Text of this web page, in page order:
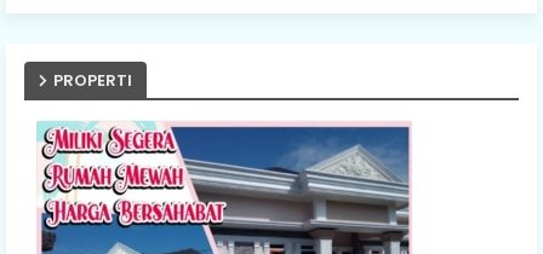
PROPERTI